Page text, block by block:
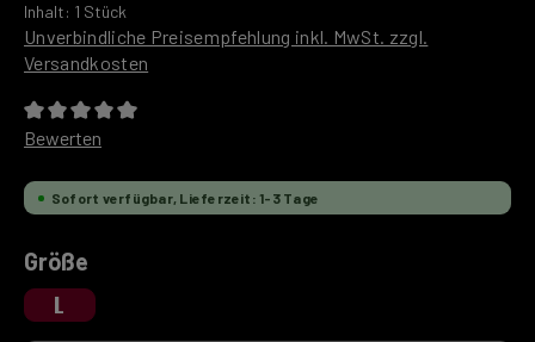
Inhalt: 1 Stück
Unverbindliche Preisempfehlung inkl. MwSt. zzgl.
Versandkosten
Durchschnittliche Bewertung von 0 von 5 Sternen
Bewerten
Sofort verfügbar, Lieferzeit: 1-3 Tage
Größe
L